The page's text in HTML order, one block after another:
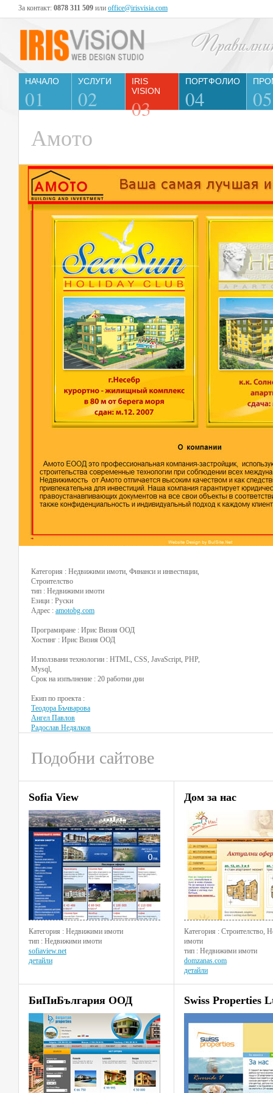
За контакт: 0878 311 509 или office@irisvisia.com
НАЧАЛО
01
УСЛУГИ
02
IRIS
VISION
03
ПОРТФОЛИО
04 05
Амото
Категория : Недвижими имоти, Финанси и инвестиции,
Строителство
тип : Недвижими имоти
Езици : Руски
Адрес : amotobg.com
Програмиране : Ирис Визия ООД
Хостинг : Ирис Визия ООД
Използвани технологии : HTML, CSS, JavaScript, PHP,
Mysql,
Срок на изпълнение : 20 работни дни
Екип по проекта :
Теодора Бъчварова
Ангел Павлов
Радослав Недялков
Подобни сайтове
Sofia View
Категория : Недвижими имоти
тип : Недвижими имоти
sofiaview.net
детайли
Дом за нас
Категория : Строителство,
имоти
тип : Недвижими имоти
domzanas.com
детайли
БиПиБългария ООД Swiss Properties